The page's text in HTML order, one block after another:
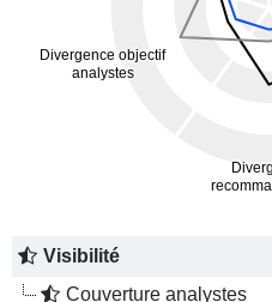
Visibilité
Couverture analystes